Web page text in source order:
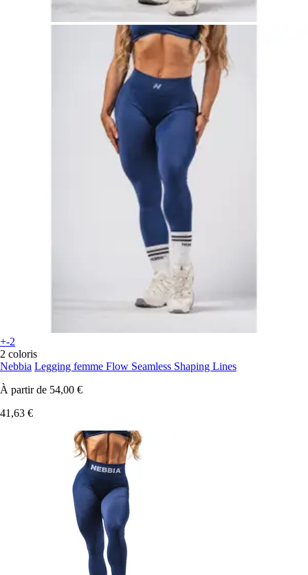
+-2
2 coloris
Nebbia Legging femme Flow Seamless Shaping Lines
À partir de 54,00 €
41,63 €